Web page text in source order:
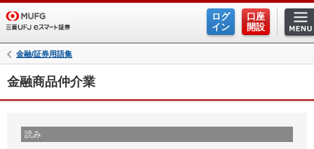
ログ
イン
口座
開設
金融/証券用語集
金融商品仲介業
読み